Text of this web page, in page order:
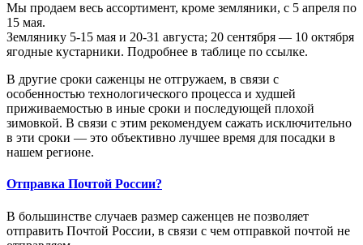
Мы продаем весь ассортимент, кроме земляники, с 5 апреля по
15 мая.
Землянику 5-15 мая и 20-31 августа; 20 сентября — 10 октября
ягодные кустарники. Подробнее в таблице по ссылке.
В другие сроки саженцы не отгружаем, в связи с
особенностью технологического процесса и худшей
приживаемостью в иные сроки и последующей плохой
зимовкой. В связи с этим рекомендуем сажать исключительно
в эти сроки — это объективно лучшее время для посадки в
нашем регионе.
Отправка Почтой России?
В большинстве случаев размер саженцев не позволяет
отправить Почтой России, в связи с чем отправкой почтой не